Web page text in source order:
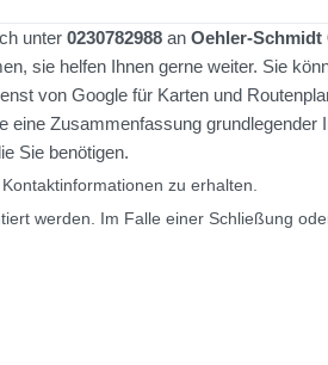
unter 0230782988 an Oehler-Schmidt
sie helfen Ihnen gerne weiter. Sie
von Google für Karten und
eine Zusammenfassung grundlegender
Sie benötigen.
zu erhalten.
werden. Im Falle einer Schließung